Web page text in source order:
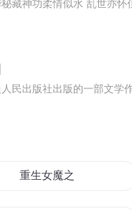
重生女魔之爱神箭